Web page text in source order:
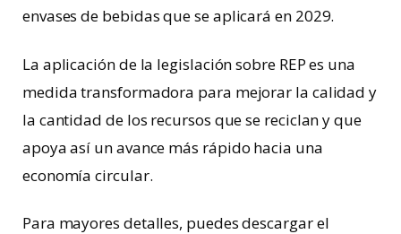
envases de bebidas que se aplicará en 2029.
La aplicación de la legislación sobre REP es una
medida transformadora para mejorar la calidad y
la cantidad de los recursos que se reciclan y que
apoya así un avance más rápido hacia una
economía circular.
Para mayores detalles, puedes descargar el